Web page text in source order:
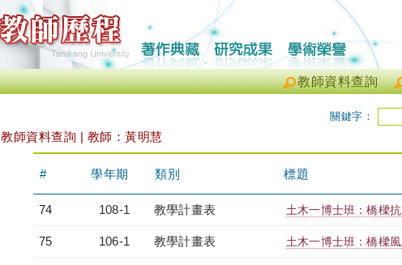
教師資料查詢
關鍵字：
教師資料查詢 | 教師：黃明慧
# 學年期 類別 標題
74 108-1 教學計畫表 土木一博士班：橋樑
75 106-1 教學計畫表 土木一博士班：橋樑